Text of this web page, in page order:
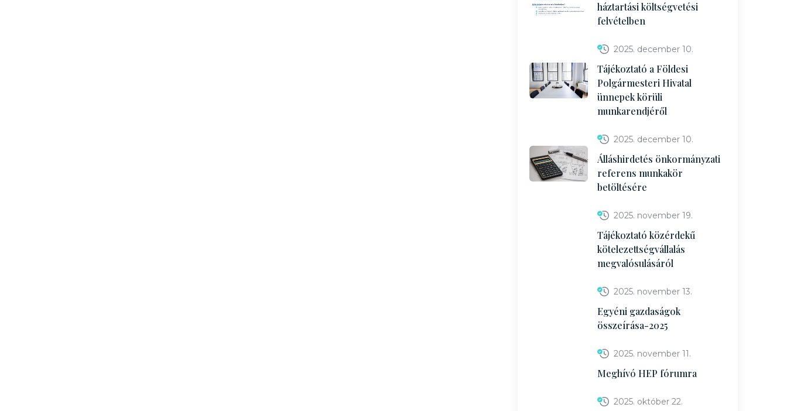
háztartási költségvetési
felvételben
2025. december 10.
Tájékoztató a Földesi
Polgármesteri Hivatal
ünnepek körüli
munkarendjéről
2025. december 10.
Álláshirdetés önkormányzati
referens munkakör
betöltésére
2025. november 19.
Tájékoztató közérdekű
kötelezettségvállalás
megvalósulásáról
2025. november 13.
Egyéni gazdaságok
összeírása-2025
2025. november 11.
Meghívó HEP fórumra
2025. október 22.